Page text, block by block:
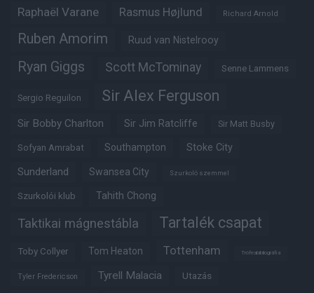
Raphaël Varane Rasmus Højlund Richard Arnold
Ruben Amorim Ruud van Nistelrooy
Ryan Giggs Scott McTominay Senne Lammens
Sergio Reguilon Sir Alex Ferguson
Sir Bobby Charlton Sir Jim Ratcliffe Sir Matt Busby
Sofyan Amrabat Southampton Stoke City
Sunderland Swansea City Szurkoló szemmel
Szurkolói klub Tahith Chong
Taktikai mágnestábla Tartalék csapat
Toby Collyer Tom Heaton Tottenham Trófeabibliográfia
Tyler Fredericson Tyrell Malacia Utazás